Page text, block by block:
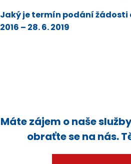
Jaký je termín podání žádosti
2016 – 28. 6. 2019
Máte zájem o naše
obraťte se na nás.